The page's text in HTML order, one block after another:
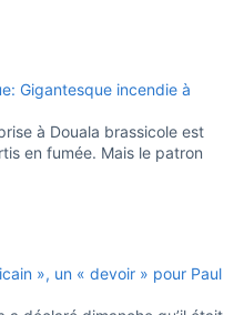
Gigantesque incendie à
à Douala brassicole est
en fumée. Mais le patron
», un « devoir » pour Paul